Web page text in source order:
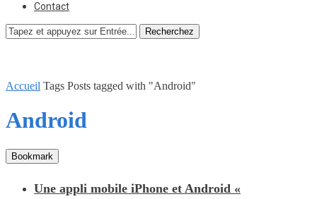
Contact
Recherchez
Accueil Tags Posts tagged with "Android"
Android
Bookmark
Une appli mobile iPhone et Android «